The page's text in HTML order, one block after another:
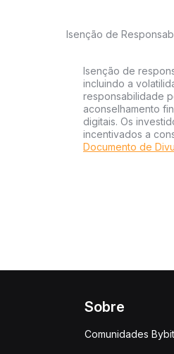
Isenção de
Isenção de
incluindo a
responsabilidade
aconselhamento
digitais. Os
incentivados a
Documento de
Sobre
Comunidades Bybit